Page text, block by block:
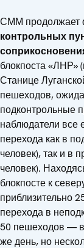
СММ продолжает
контрольных
блокпоста «ЛНР»
Станице
пешеходов,
подконтрольные
наблюдатели
перехода как в
человек), так и в
человек).
блокпосте к
приблизительно
перехода в
50 пешеходов —
же день, но